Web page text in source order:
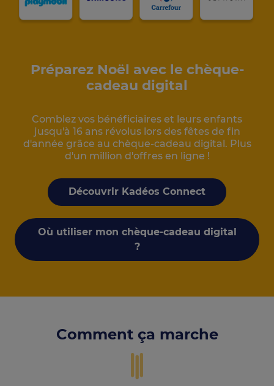
Préparez Noël avec le chèque-
cadeau digital
Comblez vos bénéficiaires et leurs enfants
jusqu'à 16 ans révolus lors des fêtes de fin
d'année grâce au chèque-cadeau digital. Plus
d'un million d'offres en ligne !
Découvrir Kadéos Connect
Où utiliser mon chèque-cadeau digital
?
Comment ça marche